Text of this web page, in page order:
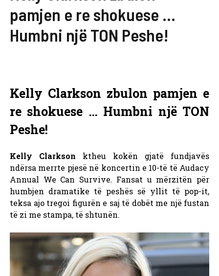
pamjen e re shokuese …
Humbni një TON Peshe!
Kelly Clarkson zbulon pamjen e
re shokuese … Humbni një TON
Peshe!
Kelly Clarkson ktheu kokën gjatë fundjavës
ndërsa merrte pjesë në koncertin e 10-të të Audacy
Annual We Can Survive. Fansat u mërzitën për
humbjen dramatike të peshës së yllit të pop-it,
teksa ajo tregoi figurën e saj të dobët me një fustan
të zi me stampa, të shtunën.